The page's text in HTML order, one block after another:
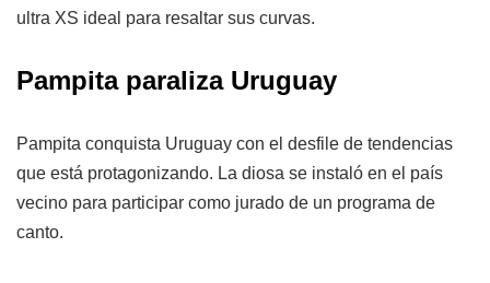
ultra XS ideal para resaltar sus curvas.
Pampita paraliza Uruguay
Pampita conquista Uruguay con el desfile de tendencias
que está protagonizando. La diosa se instaló en el país
vecino para participar como jurado de un programa de
canto.